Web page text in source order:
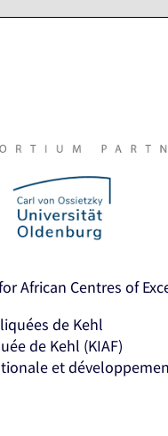
African Centres of
de Kehl
de Kehl (KIAF)
et